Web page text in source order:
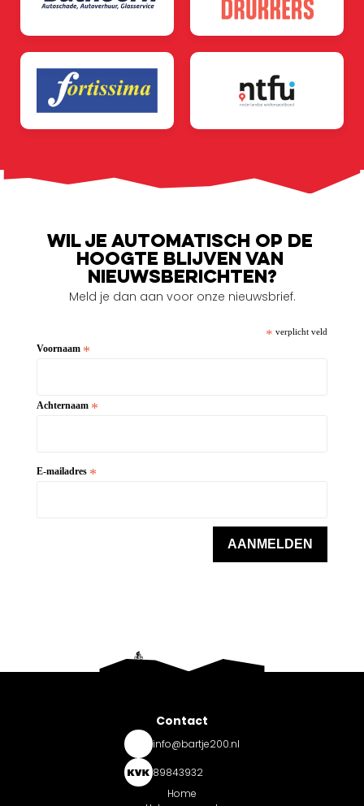
Wil je automatisch op de
hoogte blijven van
nieuwsberichten?
Meld je dan aan voor onze nieuwsbrief.
Contact
info@bartje200.nl
89843932
Home